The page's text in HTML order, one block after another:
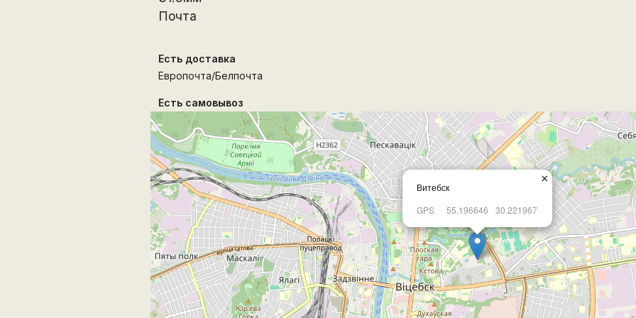
Почта
Есть доставка
Европочта/Белпочта
Есть самовывоз
Витебск
GPS
55.196646 30.221967
×